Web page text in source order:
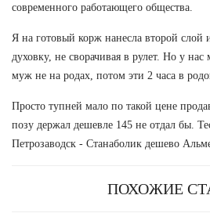
современного работающего общества.
Я на готовый корж нанесла второй слой
духовку, не сворачивая в рулет. Но у
муж не на родах, потом эти 2 часа в
Просто тупней мало по такой цене
позу держал дешевле 145 не отдал бы.
Петрозаводск - Станаболик дешево
ПОХОЖИЕ